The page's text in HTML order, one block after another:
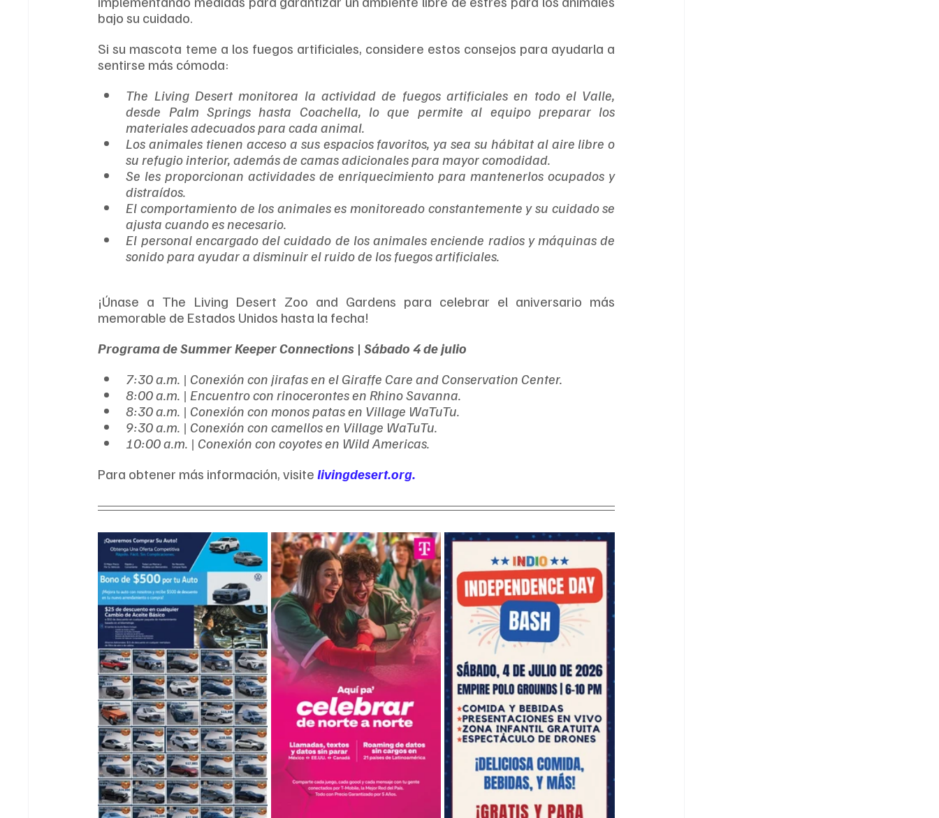
bajo su cuidado.
Si su mascota teme a los fuegos artificiales, considere estos consejos para ayudarla a
sentirse más cómoda:
The Living Desert monitorea la actividad de fuegos artificiales en todo el Valle,
desde Palm Springs hasta Coachella, lo que permite al equipo preparar los
materiales adecuados para cada animal.
Los animales tienen acceso a sus espacios favoritos, ya sea su hábitat al aire libre o
su refugio interior, además de camas adicionales para mayor comodidad.
Se les proporcionan actividades de enriquecimiento para mantenerlos ocupados y
distraídos.
El comportamiento de los animales es monitoreado constantemente y su cuidado se
ajusta cuando es necesario.
El personal encargado del cuidado de los animales enciende radios y máquinas de
sonido para ayudar a disminuir el ruido de los fuegos artificiales.
¡Únase a The Living Desert Zoo and Gardens para celebrar el aniversario más
memorable de Estados Unidos hasta la fecha!
Programa de Summer Keeper Connections | Sábado 4 de julio
7:30 a.m. | Conexión con jirafas en el Giraffe Care and Conservation Center.
8:00 a.m. | Encuentro con rinocerontes en Rhino Savanna.
8:30 a.m. | Conexión con monos patas en Village WaTuTu.
9:30 a.m. | Conexión con camellos en Village WaTuTu.
10:00 a.m. | Conexión con coyotes en Wild Americas.
Para obtener más información, visite livingdesert.org.